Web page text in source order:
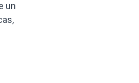
un